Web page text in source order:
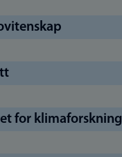
for klimaforskning